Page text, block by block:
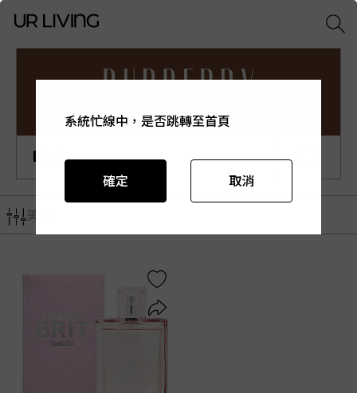
Burberry
美妝
系統忙線中，是否跳轉至首頁
確定 取消
系統忙線中，是否跳轉至首頁
確定 取消
系統忙線中，是否跳轉至首頁
確定 取消
系統忙線中，是否跳轉至首頁
確定 取消
系統忙線中，是否跳轉至首頁
確定 取消